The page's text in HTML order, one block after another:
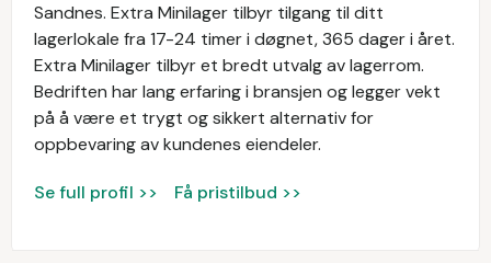
Sandnes. Extra Minilager tilbyr tilgang til ditt
lagerlokale fra 17-24 timer i døgnet, 365 dager i året.
Extra Minilager tilbyr et bredt utvalg av lagerrom.
Bedriften har lang erfaring i bransjen og legger vekt
på å være et trygt og sikkert alternativ for
oppbevaring av kundenes eiendeler.
Se full profil >> Få pristilbud >>